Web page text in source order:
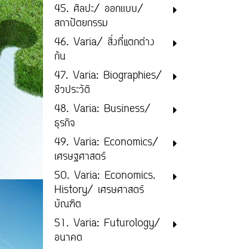
45. ศิลปะ/ ออกเเบบ/
สถาปัตยกรรม
46. Varia/ สิ่งที่แตกต่าง
กัน
47. Varia: Biographies/
ชีวประวัติ
48. Varia: Business/
ธุรกิจ
49. Varia: Economics/
เศรษฐศาสตร์
50. Varia: Economics.
History/ เศรษศาสตร์
บัณฑิต
51. Varia: Futurology/
อนาคต